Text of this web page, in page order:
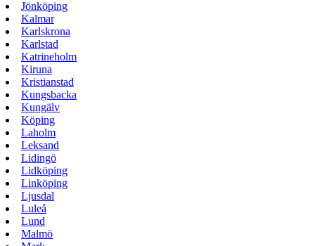
Jönköping
Kalmar
Karlskrona
Karlstad
Katrineholm
Kiruna
Kristianstad
Kungsbacka
Kungälv
Köping
Laholm
Leksand
Lidingö
Lidköping
Linköping
Ljusdal
Luleå
Lund
Malmö